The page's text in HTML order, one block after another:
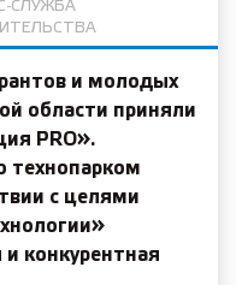
СЛУЖБА
и молодых
области приняли
PRO».
технопарком
с целями
конкурентная